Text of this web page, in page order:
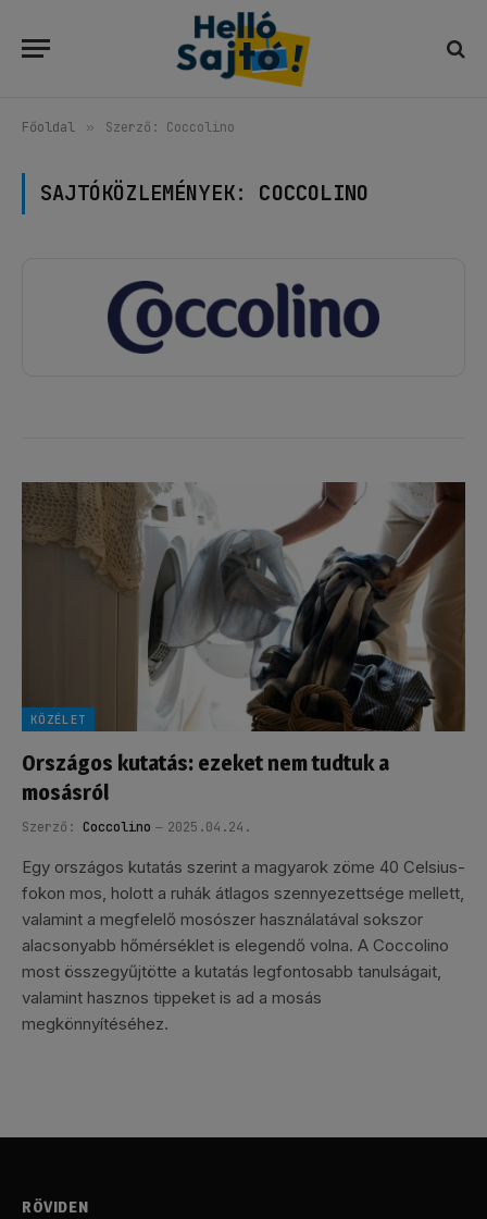
Főoldal » Szerző: Coccolino
SAJTÓKÖZLEMÉNYEK: COCCOLINO
KÖZÉLET
Országos kutatás: ezeket nem tudtuk a
mosásról
Szerző: Coccolino 2025.04.24.
Egy országos kutatás szerint a magyarok zöme 40 Celsius-
fokon mos, holott a ruhák átlagos szennyezettsége mellett,
valamint a megfelelő mosószer használatával sokszor
alacsonyabb hőmérséklet is elegendő volna. A Coccolino
most összegyűjtötte a kutatás legfontosabb tanulságait,
valamint hasznos tippeket is ad a mosás
megkönnyítéséhez.
RÖVIDEN